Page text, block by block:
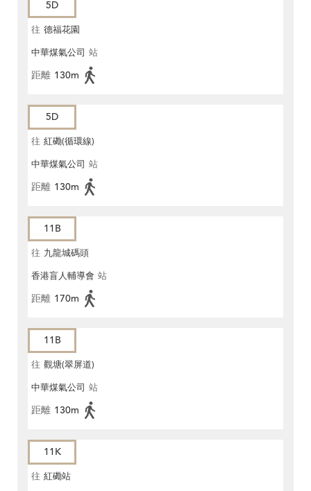
5D
往 德福花園
中華煤氣公司 站
距離 130m
5D
往 紅磡(循環線)
中華煤氣公司 站
距離 130m
11B
往 九龍城碼頭
香港盲人輔導會 站
距離 170m
11B
往 觀塘(翠屏道)
中華煤氣公司 站
距離 130m
11K
往 紅磡站